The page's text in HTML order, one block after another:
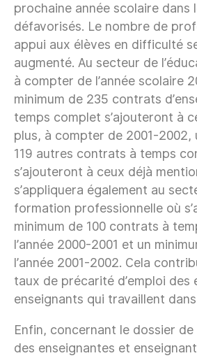
prochaine année scolaire dans
défavorisés. Le nombre de
appui aux élèves en difficulté
augmenté. Au secteur de
à compter de l’année scolaire
minimum de 235 contrats
temps complet s’ajouteront à
plus, à compter de 2001-2002,
119 autres contrats à temps
s’ajouteront à ceux déjà
s’appliquera également au
formation professionnelle où
minimum de 100 contrats à
l’année 2000-2001 et un
l’année 2001-2002. Cela
taux de précarité d’emploi des
enseignants qui travaillent
Enfin, concernant le dossier de
des enseignantes et